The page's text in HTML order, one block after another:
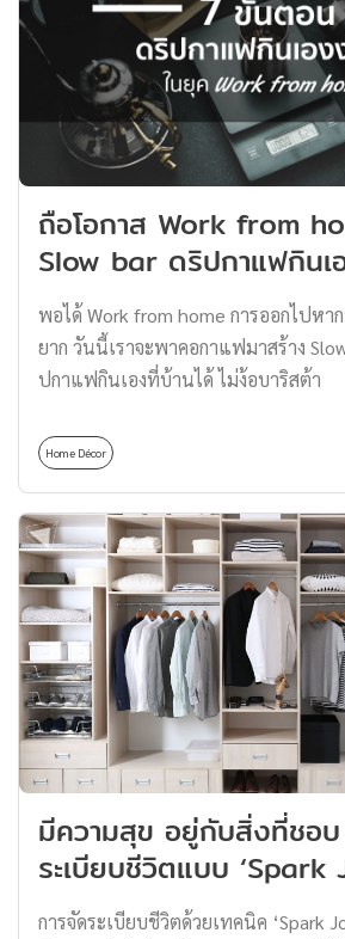
ถือโอกาส Work from
Slow bar ดริปกาแฟกินเ
พอได้ Work from home การออกไปห
ยาก วันนี้เราจะพาคอกาแฟมาสร้าง
ปกาแฟกินเองที่บ้านได้ ไม่ง้อบาริสต้า
Home Décor
มีความสุข อยู่กับสิ่งที่ชอ
ระเบียบชีวิตแบบ ‘Spark
การจัดระเบียบชีวิตด้วยเทคนิค ‘Spark